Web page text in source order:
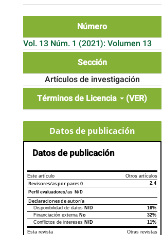
Número
Vol. 13 Núm. 1 (2021): Volumen 13
Sección
Artículos de investigación
Términos de Licencia
(VER)
Datos de publicación
Datos de publicación
Este artículo Otros artículos
Revisores/as por pares0 2.4
Perfil evaluadores/as N/D
Declaraciones de autoría
Declaraciones de autoríaEste artículo
Disponibilidad de datos N/D
16%
Financiación externa No
32%
Conflictos de intereses N/D
11%
Esta revista
Otras revistas